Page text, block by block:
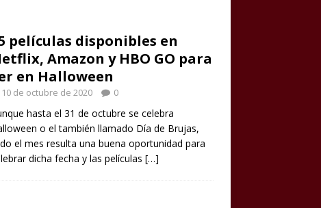
películas disponibles en
Amazon y HBO GO para
en Halloween
10 de octubre de 2020 0
hasta el 31 de octubre se celebra
o el también llamado Día de Brujas,
el mes resulta una buena oportunidad para
dicha fecha y las películas […]